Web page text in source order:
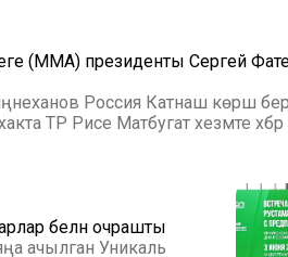
(MMA) президенты Сергей
Россия Катнаш көрәш
ТР Рәисе Матбугат хезмәте хәбәр
белән очрашты
ачылган Уникаль